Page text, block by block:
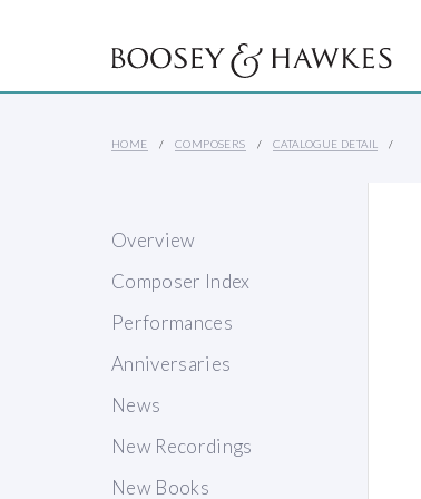
HOME COMPOSERS CATALOGUE DETAIL
Overview
Composer Index
Performances
Anniversaries
News
New Recordings
New Books